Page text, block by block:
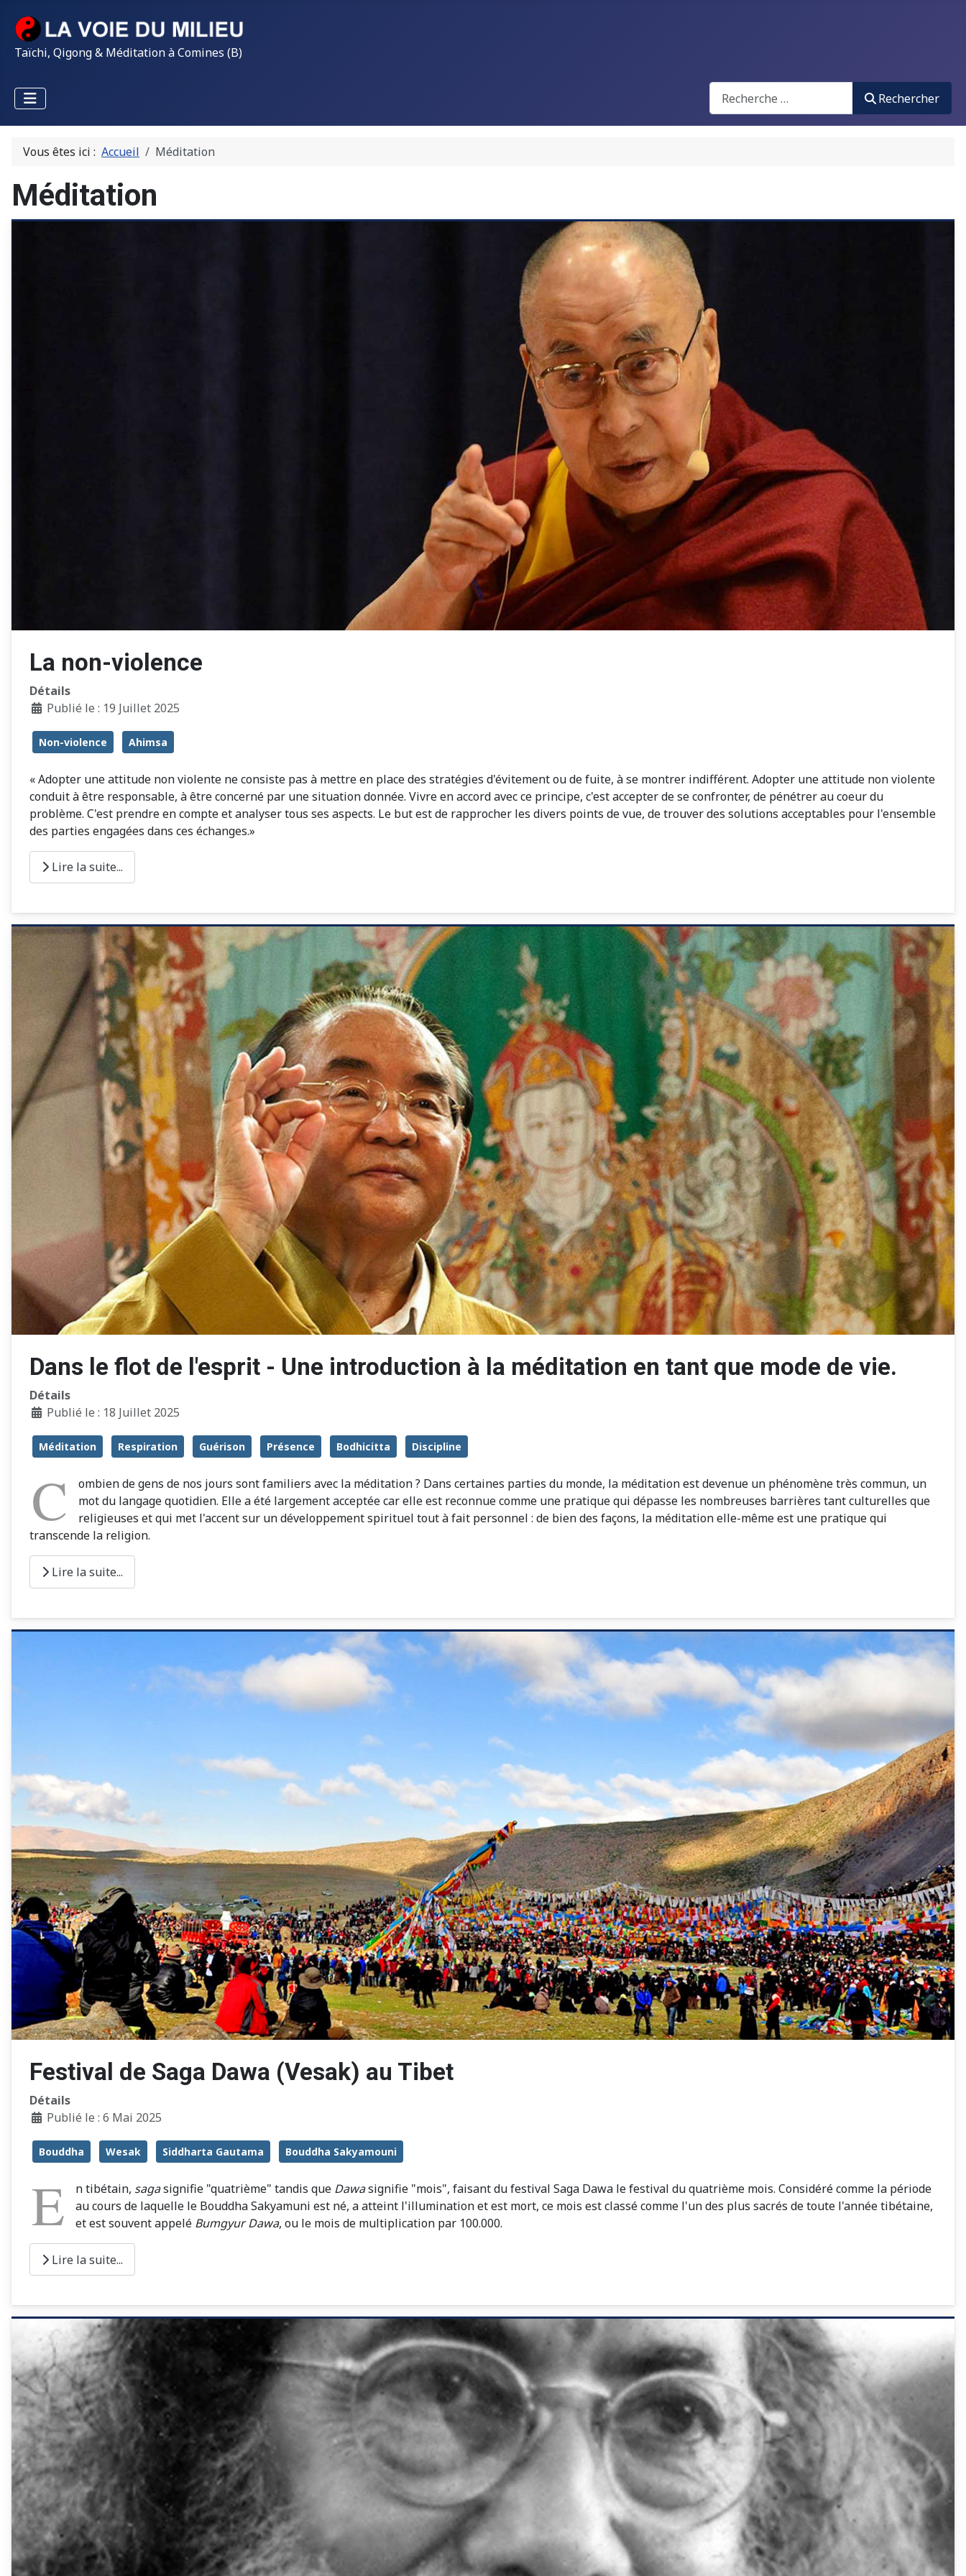
Taïchi, Qigong & Méditation à Comines (B)
Search
Rechercher
Vous êtes ici : Accueil Méditation
Méditation
La non-violence
Détails
Publié le : 19 Juillet 2025
Non-violence Ahimsa
« Adopter une attitude non violente ne consiste pas à mettre en place des stratégies d'évitement ou de fuite, à se montrer indifférent. Adopter une attitude non violente
conduit à être responsable, à être concerné par une situation donnée. Vivre en accord avec ce principe, c'est accepter de se confronter, de pénétrer au coeur du
problème. C'est prendre en compte et analyser tous ses aspects. Le but est de rapprocher les divers points de vue, de trouver des solutions acceptables pour l'ensemble
des parties engagées dans ces échanges.»
Lire la suite...
Dans le flot de l'esprit - Une introduction à la méditation en tant que mode de vie.
Détails
Publié le : 18 Juillet 2025
Méditation Respiration Guérison Présence Bodhicitta Discipline
C
ombien de gens de nos jours sont familiers avec la méditation ? Dans certaines parties du monde, la méditation est devenue un phénomène très commun, un
mot du langage quotidien. Elle a été largement acceptée car elle est reconnue comme une pratique qui dépasse les nombreuses barrières tant culturelles que
religieuses et qui met l'accent sur un développement spirituel tout à fait personnel : de bien des façons, la méditation elle-même est une pratique qui
transcende la religion.
Lire la suite...
Festival de Saga Dawa (Vesak) au Tibet
Détails
Publié le : 6 Mai 2025
Bouddha Wesak Siddharta Gautama Bouddha Sakyamouni
E n tibétain, sagasignifie "quatrième" tandis que Dawasignifie "mois", faisant du festival Saga Dawa le festival du quatrième mois. Considéré comme la période
au cours de laquelle le Bouddha Sakyamuni est né, a atteint l'illumination et est mort, ce mois est classé comme l'un des plus sacrés de toute l'année tibétaine,
et est souvent appelé Bumgyur Dawa, ou le mois de multiplication par 100.000.
Lire la suite...